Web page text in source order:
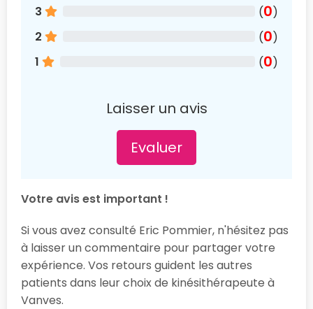
3
(0)
2
(0)
1
(0)
Laisser un avis
Evaluer
Votre avis est important !
Si vous avez consulté Eric Pommier, n'hésitez pas
à laisser un commentaire pour partager votre
expérience. Vos retours guident les autres
patients dans leur choix de kinésithérapeute à
Vanves.